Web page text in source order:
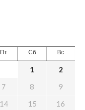
Пт Сб Вс
1
2
7 8
9
14 15
16